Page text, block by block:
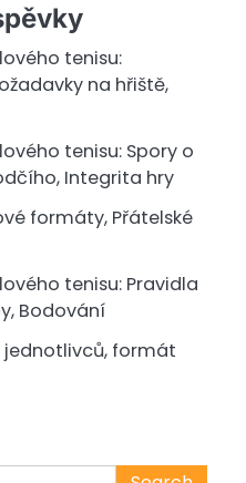
tenisu:
na hřiště,
tenisu: Spory o
Integrita hry
formáty, Přátelské
tenisu: Pravidla
Bodování
formát